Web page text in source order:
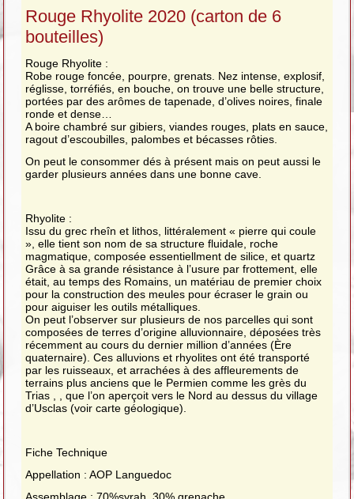
Rouge Rhyolite 2020 (carton de 6
bouteilles)
Rouge Rhyolite :
Robe rouge foncée, pourpre, grenats. Nez intense, explosif,
réglisse, torréfiés, en bouche, on trouve une belle structure,
portées par des arômes de tapenade, d’olives noires, finale
ronde et dense…
A boire chambré sur gibiers, viandes rouges, plats en sauce,
ragout d’escoubilles, palombes et bécasses rôties.
On peut le consommer dés à présent mais on peut aussi le
garder plusieurs années dans une bonne cave.
Rhyolite :
Issu du grec rheîn et lithos, littéralement « pierre qui coule
», elle tient son nom de sa structure fluidale, roche
magmatique, composée essentiellment de silice, et quartz
Grâce à sa grande résistance à l’usure par frottement, elle
était, au temps des Romains, un matériau de premier choix
pour la construction des meules pour écraser le grain ou
pour aiguiser les outils métalliques.
On peut l’observer sur plusieurs de nos parcelles qui sont
composées de terres d’origine alluvionnaire, déposées très
récemment au cours du dernier million d’années (Ère
quaternaire). Ces alluvions et rhyolites ont été transporté
par les ruisseaux, et arrachées à des affleurements de
terrains plus anciens que le Permien comme les grès du
Trias , , que l’on aperçoit vers le Nord au dessus du village
d’Usclas (voir carte géologique).
Fiche Technique
Appellation : AOP Languedoc